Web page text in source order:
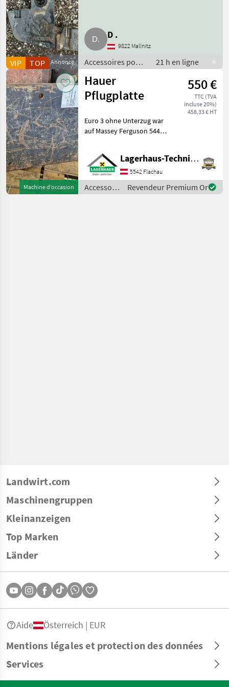
Annonce
VIP TOP
D .
9822 Mallnitz
Accessoires pour
tracteurs /
Masses avant
pour tracteurs
21 h en ligne R
Machine d’occasion
Hauer
Pflugplatte
550 €
TTC (TVA
incluse 20%)
458,33 € HT
Euro 3 ohne Unterzug war
auf Massey Ferguson 5445
Ihren Besuch
bekanntzugeben, um
ausreichend Zeit für die
Beratung
Lagerhaus-Technik Flachau
5542 Flachau
Accessoires
pour
Revendeur Premium Or
Landwirt.com
Maschinengruppen
Kleinanzeigen
Top Marken
Länder
Mentions légales et protection des données
Services
Aide Österreich | EUR